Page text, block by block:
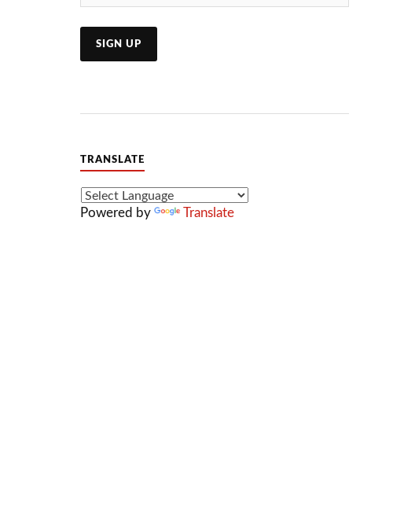
TRANSLATE
Powered by Translate